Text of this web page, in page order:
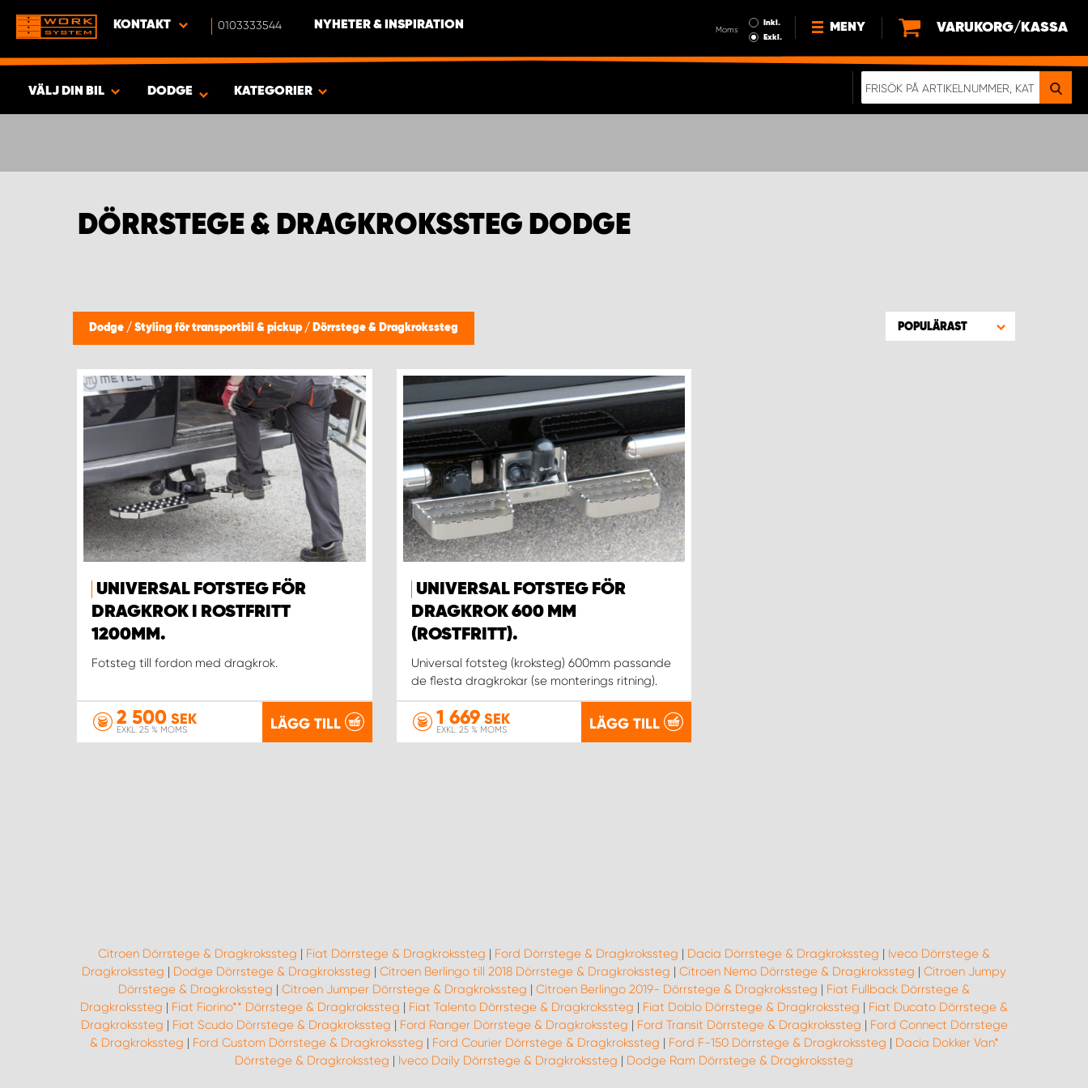
KONTAKT 0103333544 NYHETER & INSPIRATION Moms
Inkl.
Exkl.
MENY
NYHETER
VARUKORG/KASSA
VÄLJ DIN BIL
PRODUKTER
DODGE KATEGORIER
DÖRRSTEGE & DRAGKROKSSTEG DODGE
Dodge / Styling för transportbil & pickup / Dörrstege & Dragkrokssteg POPULÄRAST
UNIVERSAL FOTSTEG FÖR
DRAGKROK I ROSTFRITT
1200MM.
Fotsteg till fordon med dragkrok.
2 500 SEK
EXKL. 25 % MOMS LÄGG TILL
UNIVERSAL FOTSTEG FÖR
DRAGKROK 600 MM
(ROSTFRITT).
Universal fotsteg (kroksteg) 600mm passande
de flesta dragkrokar (se monterings ritning).
1 669SEK
EXKL. 25 % MOMS LÄGG TILL
Citroen Dörrstege & Dragkrokssteg | Fiat Dörrstege & Dragkrokssteg | Ford Dörrstege & Dragkrokssteg | Dacia Dörrstege & Dragkrokssteg | Iveco Dörrstege &
Dragkrokssteg | Dodge Dörrstege & Dragkrokssteg | Citroen Berlingo till 2018 Dörrstege & Dragkrokssteg | Citroen Nemo Dörrstege & Dragkrokssteg | Citroen Jumpy
Dörrstege & Dragkrokssteg | Citroen Jumper Dörrstege & Dragkrokssteg | Citroen Berlingo 2019- Dörrstege & Dragkrokssteg | Fiat Fullback Dörrstege &
Dragkrokssteg | Fiat Fiorino** Dörrstege & Dragkrokssteg | Fiat Talento Dörrstege & Dragkrokssteg | Fiat Doblo Dörrstege & Dragkrokssteg | Fiat Ducato Dörrstege &
Dragkrokssteg | Fiat Scudo Dörrstege & Dragkrokssteg | Ford Ranger Dörrstege & Dragkrokssteg | Ford Transit Dörrstege & Dragkrokssteg | Ford Connect Dörrstege
& Dragkrokssteg | Ford Custom Dörrstege & Dragkrokssteg | Ford Courier Dörrstege & Dragkrokssteg | Ford F-150 Dörrstege & Dragkrokssteg | Dacia Dokker Van*
Dörrstege & Dragkrokssteg | Iveco Daily Dörrstege & Dragkrokssteg | Dodge Ram Dörrstege & Dragkrokssteg